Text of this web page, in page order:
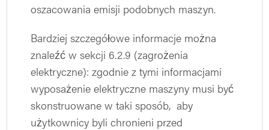
oszacowania emisji podobnych maszyn.
Bardziej szczegółowe informacje można
znaleźć w sekcji 6.2.9 (zagrożenia
elektryczne): zgodnie z tymi informacjami
wyposażenie elektryczne maszyny musi być
skonstruowane w taki sposób, aby
użytkownicy byli chronieni przed